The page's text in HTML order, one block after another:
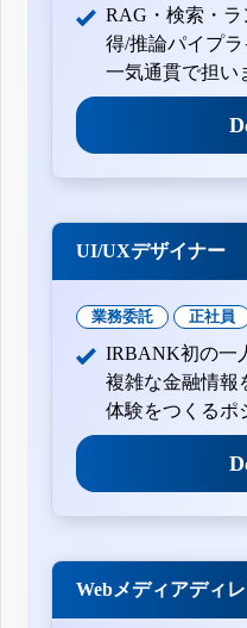
RAG・検索・
得/推論パイプ
一気通貫で担い
UI/UXデザイナー
業務委託 正社員
IRBANK初の一
複雑な金融情報
体験をつくるポ
Webメディアディ